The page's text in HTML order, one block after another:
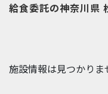
給食委託の神奈川県
施設情報は見つかりま